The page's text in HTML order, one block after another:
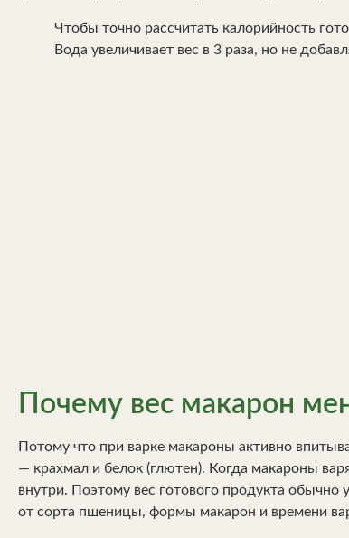
Чтобы точно рассчитать калорийность
Вода увеличивает вес в 3 раза, но не
Почему вес макарон
Потому что при варке макароны активно
— крахмал и белок (глютен). Когда макароны
внутри. Поэтому вес готового продукта обычно
от сорта пшеницы, формы макарон и времени